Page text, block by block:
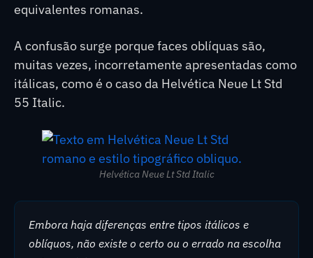
equivalentes romanas.
A confusão surge porque faces oblíquas são,
muitas vezes, incorretamente apresentadas como
itálicas, como é o caso da Helvética Neue Lt Std
55 Italic.
Helvética Neue Lt Std Italic
Embora haja diferenças entre tipos itálicos e
oblíquos, não existe o certo ou o errado na escolha